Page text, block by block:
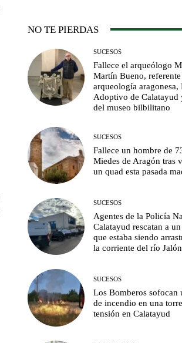
NO TE PIERDAS
SUCESOS
Fallece el arqueólogo
Martín Bueno, referente
arqueología aragonesa,
Adoptivo de Calatayud
del museo bilbilitano
SUCESOS
Fallece un hombre de
Miedes de Aragón tras
un quad esta pasada
SUCESOS
Agentes de la Policía
Calatayud rescatan a
que estaba siendo
la corriente del río Jalón
SUCESOS
Los Bomberos sofocan
de incendio en una
tensión en Calatayud